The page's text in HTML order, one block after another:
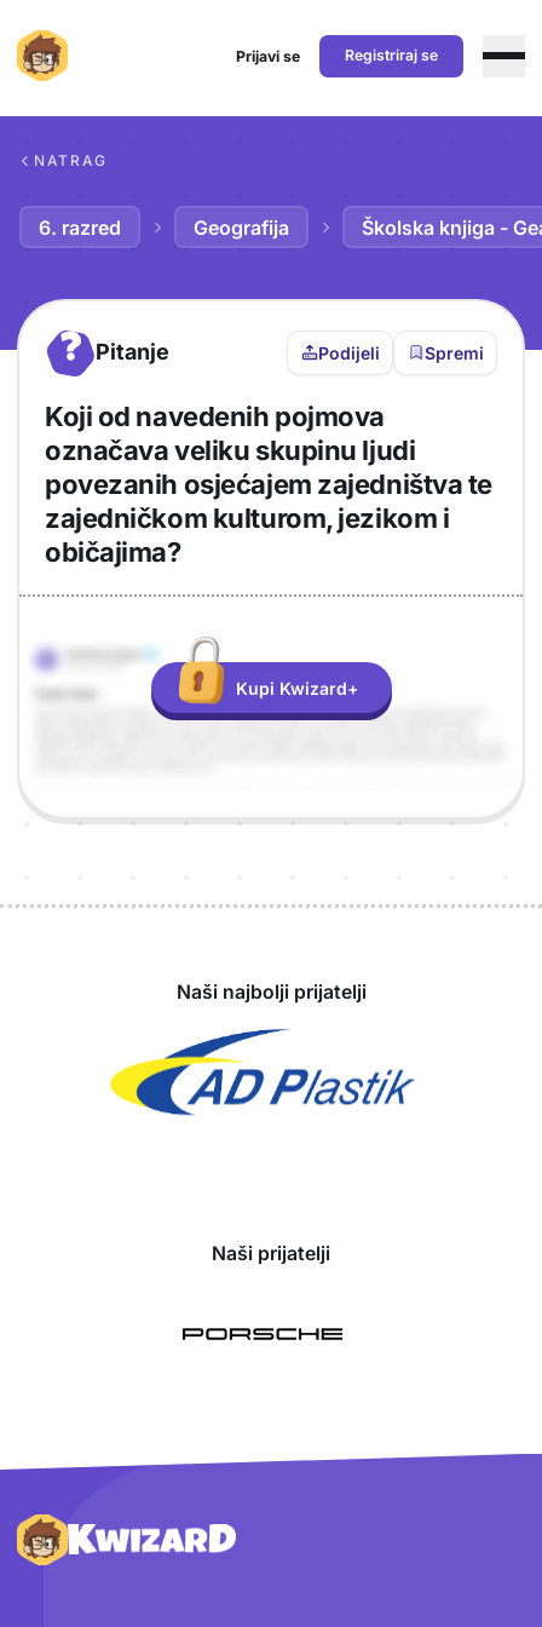
Prijavi se Registriraj se
NATRAG
6. razred Geografija Školska knjiga -
? Pitanje Podijeli Spremi
Koji od navedenih pojmova
označava veliku skupinu ljudi
povezanih osjećajem zajedništva te
zajedničkom kulturom, jezikom i
običajima?
Odgovor
Objašnjenje
Kupi Kwizard+
Naši najbolji prijatelji
Naši prijatelji